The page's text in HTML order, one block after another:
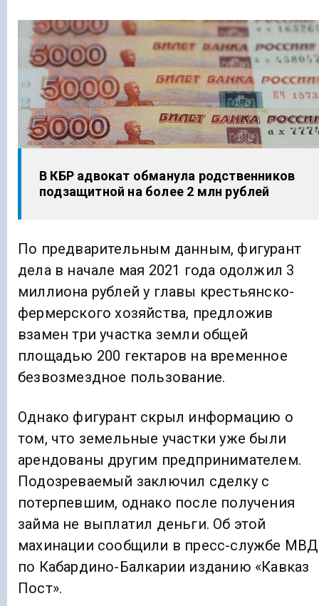
В КБР адвокат обманула родственников
подзащитной на более 2 млн рублей
По предварительным данным, фигурант
дела в начале мая 2021 года одолжил 3
миллиона рублей у главы крестьянско-
фермерского хозяйства, предложив
взамен три участка земли общей
площадью 200 гектаров на временное
безвозмездное пользование.
Однако фигурант скрыл информацию о
том, что земельные участки уже были
арендованы другим предпринимателем.
Подозреваемый заключил сделку с
потерпевшим, однако после получения
займа не выплатил деньги. Об этой
махинации сообщили в пресс-службе МВД
по Кабардино-Балкарии изданию «Кавказ
Пост».